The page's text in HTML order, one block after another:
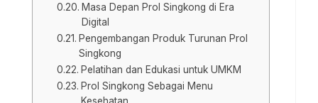
Masa Depan Prol Singkong di Era
Digital
Pengembangan Produk Turunan Prol
Singkong
Pelatihan dan Edukasi untuk UMKM
Prol Singkong Sebagai Menu
Kesehatan